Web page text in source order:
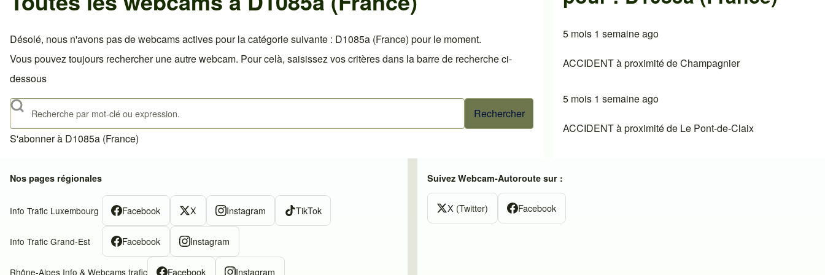
Désolé, nous n'avons pas de webcams actives pour la catégorie suivante : D1085a (France) pour le moment.
Vous pouvez toujours rechercher une autre webcam. Pour celà, saisissez vos critères dans la barre de recherche ci-
dessous
Rechercher
S'abonner à D1085a (France)
5 mois 1 semaine ago
ACCIDENT à proximité de Champagnier
5 mois 1 semaine ago
ACCIDENT à proximité de Le Pont-de-Claix
Nos pages régionales
Info Trafic Luxembourg Facebook X Instagram TikTok
Info Trafic Grand-Est Facebook Instagram
Rhône-Alpes Info & Webcams trafic Facebook Instagram
Suivez Webcam-Autoroute sur :
X (Twitter) Facebook